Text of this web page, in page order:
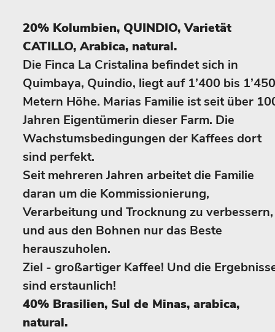
20% Kolumbien, QUINDIO, Varietät
CATILLO, Arabica, natural.
Die Finca La Cristalina befindet sich in
Quimbaya, Quindio, liegt auf 1’400 bis 1’450
Metern Höhe. Marias Familie ist seit über
Jahren Eigentümerin dieser Farm. Die
Wachstumsbedingungen der Kaffees dort
sind perfekt.
Seit mehreren Jahren arbeitet die Familie
daran um die Kommissionierung,
Verarbeitung und Trocknung zu verbessern,
und aus den Bohnen nur das Beste
herauszuholen.
Ziel - großartiger Kaffee! Und die
sind erstaunlich!
40% Brasilien, Sul de Minas, arabica,
natural.